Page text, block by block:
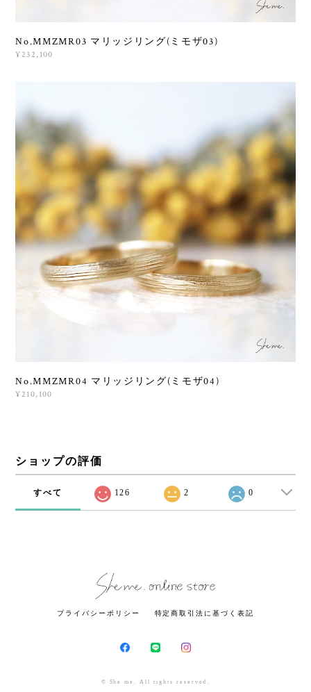
No.MMZMR03 マリッジリング(ミモザ03)
¥232,100
No.MMZMR04 マリッジリング(ミモザ04)
¥210,100
ショップの評価
すべて 126 2 0
プライバシーポリシー 特定商取引法に基づく表記
© She me. All rights reserved.